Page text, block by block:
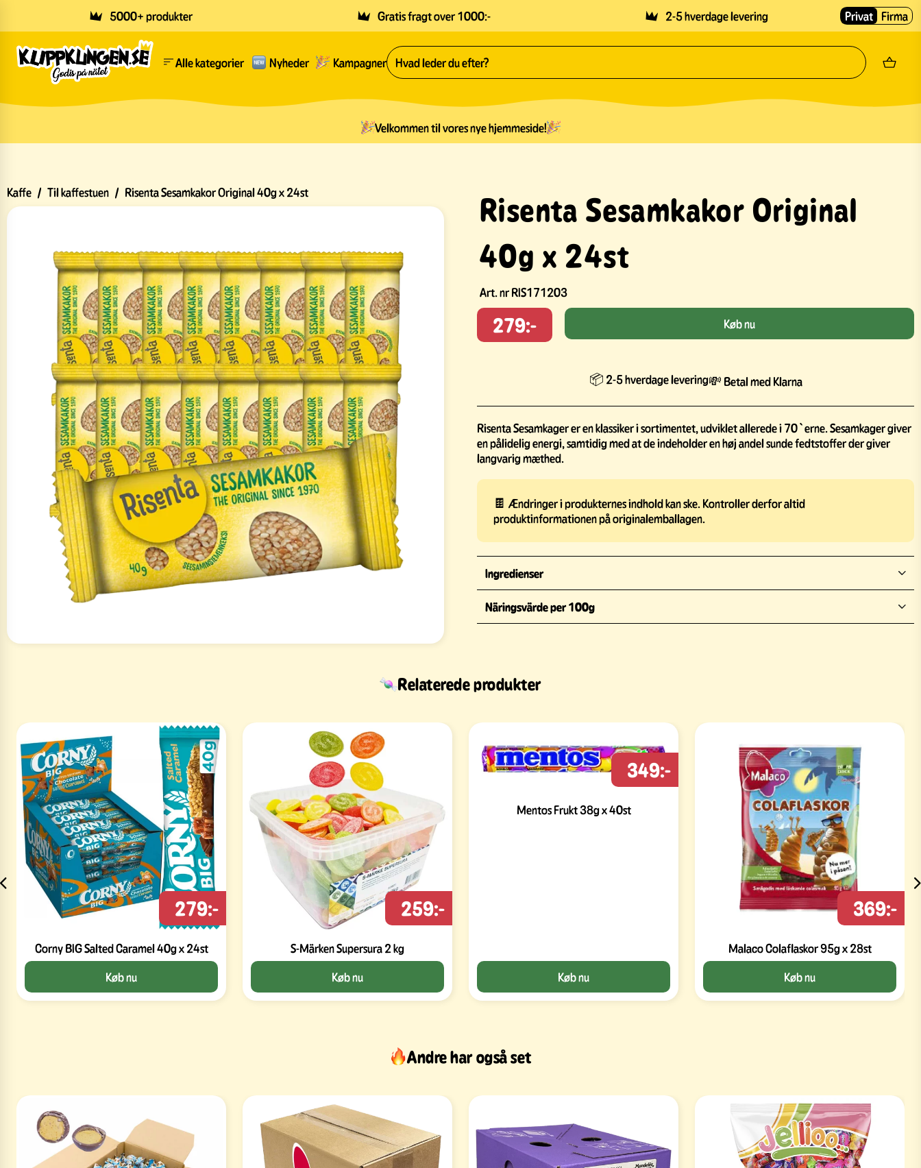
5000+ produkter Gratis fragt over 1000:- 2-5 hverdage levering Privat Firma
Alle kategorier Nyheder Kampagner
Velkommen til vores nye hjemmeside!
Kaffe / Til kaffestuen / Risenta Sesamkakor Original 40g x 24st
Risenta Sesamkakor Original
40g x 24st
Art. nrRIS171203
279:- Køb nu
📦 2-5 hverdage levering💸 Betal med Klarna
Risenta Sesamkager er en klassiker i sortimentet, udviklet allerede i 70`erne. Sesamkager giver
en pålidelig energi, samtidig med at de indeholder en høj andel sunde fedtstoffer der giver
langvarig mæthed.
🍫 Ændringer i produkternes indhold kan ske. Kontroller derfor altid
produktinformationen på originalemballagen.
Ingredienser
Näringsvärde per 100g
Relaterede produkter
Corny BIG Salted Caramel 40g x 24st
279:-
Køb nu
S-Märken Supersura 2 kg
259:-
Køb nu
Mentos Frukt 38g x 40st
349:-
Køb nu
Malaco Colaflaskor 95g x 28st
369:-
Køb nu
Andre har også set